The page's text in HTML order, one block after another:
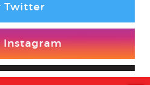
Twitter
Instagram